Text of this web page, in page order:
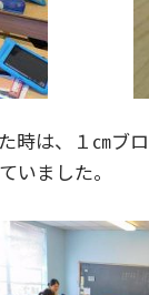
時は、１㎝ブ
いました。